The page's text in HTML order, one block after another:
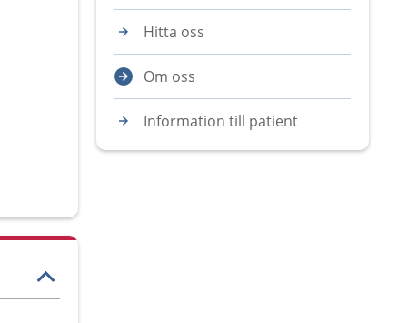
Hitta oss
Om oss
Information till patient